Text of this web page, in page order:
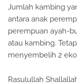
Jumlah kambing
antara anak
perempuan ayah-
atau kambing.
menyembelih 2
Rasulullah